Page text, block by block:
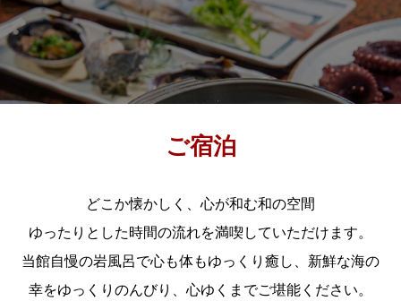
ご宿泊
どこか懐かしく、心が和む和の空間
ゆったりとした時間の流れを満喫していただけます。
当館自慢の岩風呂で心も体もゆっくり癒し、新鮮な海の
幸をゆっくりのんびり、心ゆくまでご堪能ください。